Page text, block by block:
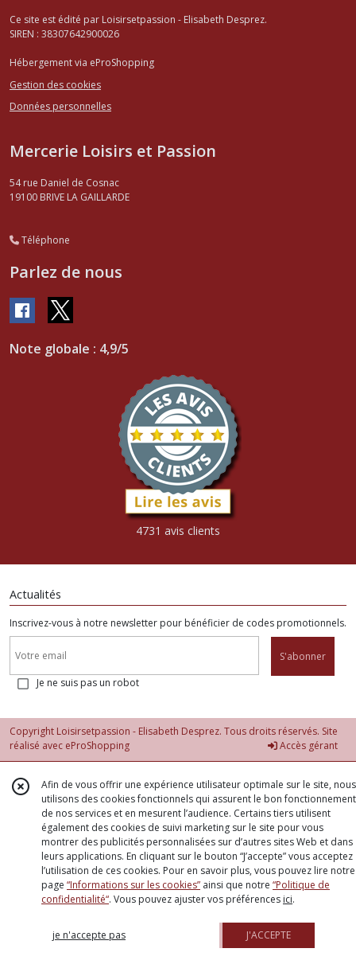
Ce site est édité par Loisirsetpassion - Elisabeth Desprez.
SIREN : 38307642900026
Hébergement via eProShopping
Gestion des cookies
Données personnelles
Mercerie Loisirs et Passion
54 rue Daniel de Cosnac
19100 BRIVE LA GAILLARDE
Téléphone
Parlez de nous
Note globale : 4,9/5
4731 avis clients
Actualités
Inscrivez-vous à notre newsletter pour bénéficier de codes promotionnels.
S'abonner
Je ne suis pas un robot
Copyright Loisirsetpassion - Elisabeth Desprez. Tous droits réservés. Site
réalisé avec eProShopping Accès gérant
Afin de vous offrir une expérience utilisateur optimale sur le site, nous
utilisons des cookies fonctionnels qui assurent le bon fonctionnement
de nos services et en mesurent l’audience. Certains tiers utilisent
également des cookies de suivi marketing sur le site pour vous
montrer des publicités personnalisées sur d’autres sites Web et dans
leurs applications. En cliquant sur le bouton “J’accepte” vous acceptez
l’utilisation de ces cookies. Pour en savoir plus, vous pouvez lire notre
page “Informations sur les cookies” ainsi que notre “Politique de
confidentialité“. Vous pouvez ajuster vos préférences ici.
je n'accepte pas J'ACCEPTE